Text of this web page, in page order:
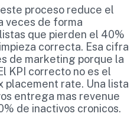
proceso reduce el
veces de forma
que pierden el 40%
correcta. Esa cifra
de marketing porque la
KPI correcto no es el
placement rate. Una lista
entrega mas revenue
de inactivos cronicos.